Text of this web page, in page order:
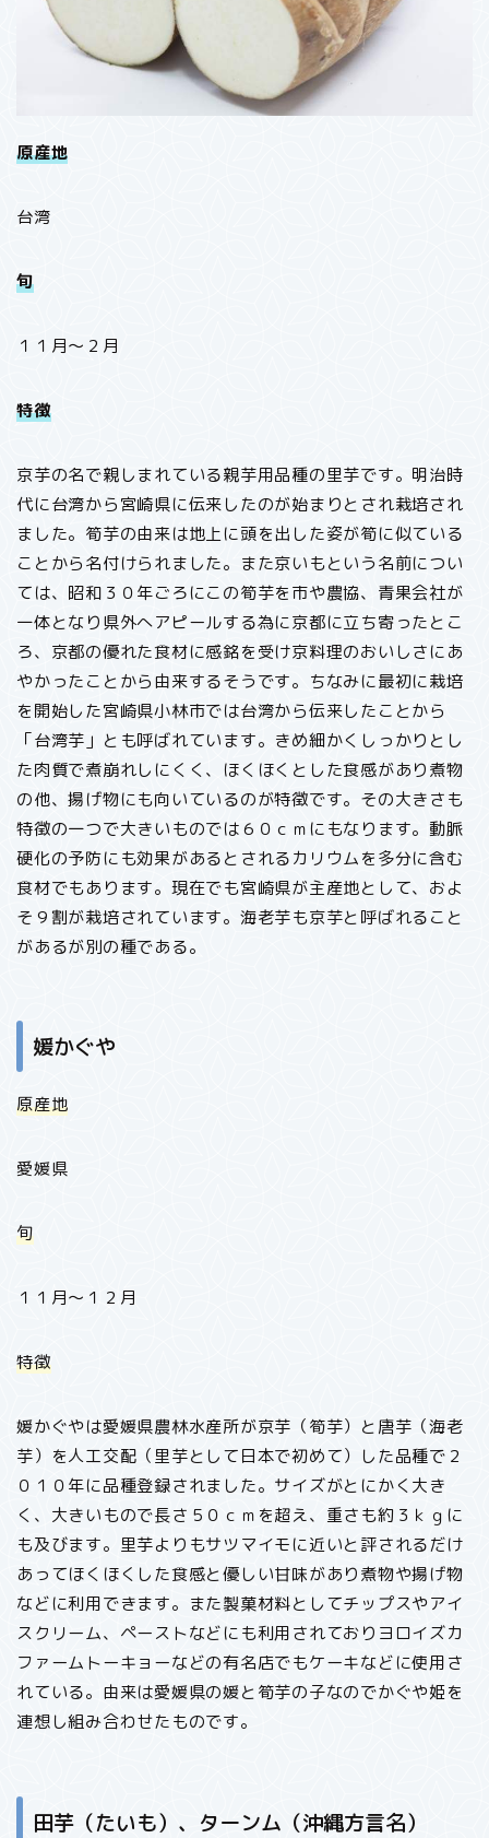
原産地
台湾
旬
１１月～２月
特徴
京芋の名で親しまれている親芋用品種の里芋です。明治時
代に台湾から宮崎県に伝来したのが始まりとされ栽培され
ました。筍芋の由来は地上に頭を出した姿が筍に似ている
ことから名付けられました。また京いもという名前につい
ては、昭和３０年ごろにこの筍芋を市や農協、青果会社が
一体となり県外へアピールする為に京都に立ち寄ったとこ
ろ、京都の優れた食材に感銘を受け京料理のおいしさにあ
やかったことから由来するそうです。ちなみに最初に栽培
を開始した宮崎県小林市では台湾から伝来したことから
「台湾芋」とも呼ばれています。きめ細かくしっかりとし
た肉質で煮崩れしにくく、ほくほくとした食感があり煮物
の他、揚げ物にも向いているのが特徴です。その大きさも
特徴の一つで大きいものでは６０ｃｍにもなります。動脈
硬化の予防にも効果があるとされるカリウムを多分に含む
食材でもあります。現在でも宮崎県が主産地として、およ
そ９割が栽培されています。海老芋も京芋と呼ばれること
があるが別の種である。
媛かぐや
原産地
愛媛県
旬
１１月～１２月
特徴
媛かぐやは愛媛県農林水産所が京芋（筍芋）と唐芋（海老
芋）を人工交配（里芋として日本で初めて）した品種で２
０１０年に品種登録されました。サイズがとにかく大き
く、大きいもので長さ５０ｃｍを超え、重さも約３ｋｇに
も及びます。里芋よりもサツマイモに近いと評されるだけ
あってほくほくした食感と優しい甘味があり煮物や揚げ物
などに利用できます。また製菓材料としてチップスやアイ
スクリーム、ペーストなどにも利用されておりヨロイズカ
ファームトーキョーなどの有名店でもケーキなどに使用さ
れている。由来は愛媛県の媛と筍芋の子なのでかぐや姫を
連想し組み合わせたものです。
田芋（たいも）、ターンム（沖縄方言名）